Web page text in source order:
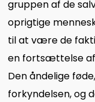
gruppen af de
oprigtige
til at være de
en fortsættelse af
Den åndelige
forkyndelsen, og